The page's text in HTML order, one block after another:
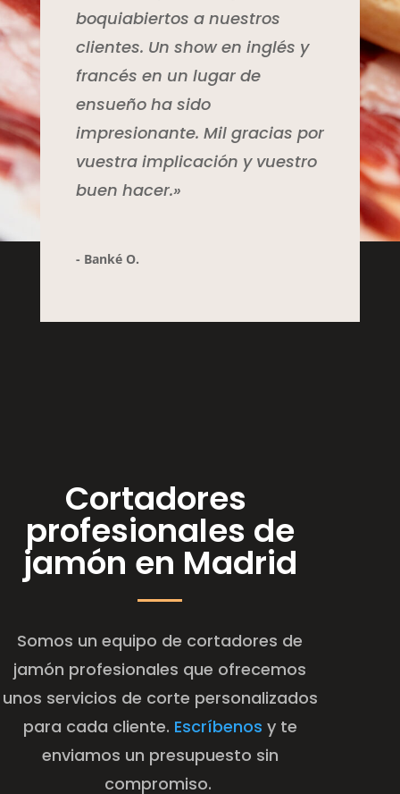
boquiabiertos a nuestros
clientes. Un show en inglés y
francés en un lugar de
ensueño ha sido
impresionante. Mil gracias por
vuestra implicación y vuestro
buen hacer.»
- Banké O.
Cortadores
profesionales de
jamón en Madrid
Somos un equipo de cortadores de
jamón profesionales que ofrecemos
unos servicios de corte personalizados
para cada cliente. Escríbenos y te
enviamos un presupuesto sin
compromiso.